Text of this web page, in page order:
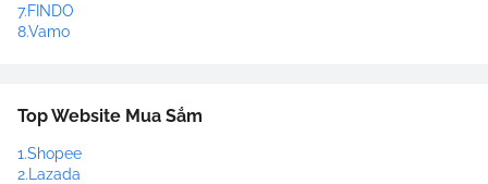
7.FINDO
8.Vamo
Top Website Mua Sắm
1.Shopee
2.Lazada